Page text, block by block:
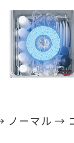
ーマル →